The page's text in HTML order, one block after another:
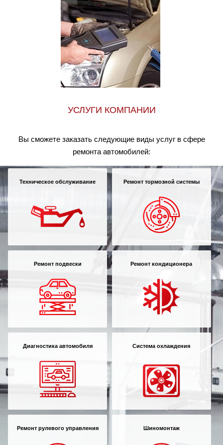
УСЛУГИ КОМПАНИИ
Вы сможете заказать следующие виды услуг в сфере
ремонта автомобилей:
Техническое обслуживание Ремонт тормозной системы
Ремонт подвески Ремонт кондиционера
Диагностика автомобиля Система охлаждения
Ремонт рулевого управления Шиномонтаж